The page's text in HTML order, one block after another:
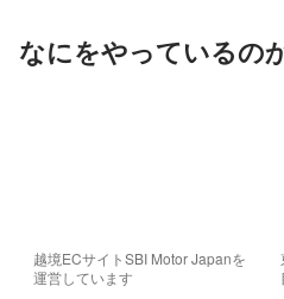
なにをやっているの
越境ECサイトSBI Motor Japanを
運営しています